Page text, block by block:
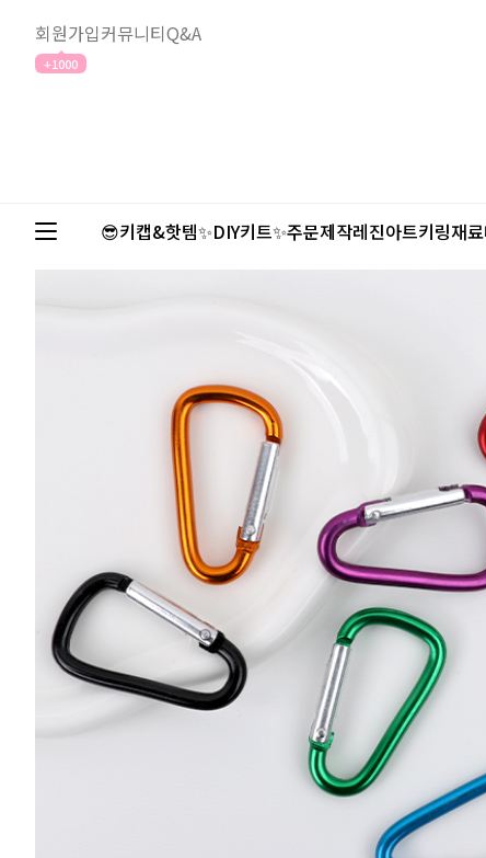
회원가입
+1000
커뮤니티Q&A
😎키캡&핫템✨DIY키트✨주문제작레진아트키링재료